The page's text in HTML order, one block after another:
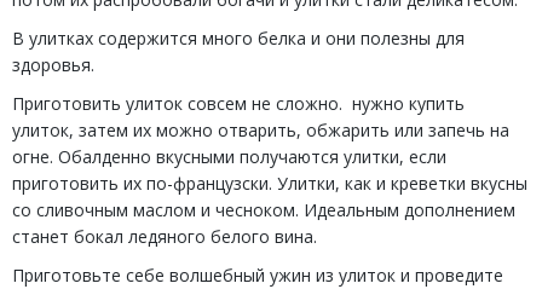
В улитках содержится много белка и они полезны для
здоровья.
Приготовить улиток совсем не сложно. нужно купить
улиток, затем их можно отварить, обжарить или запечь на
огне. Обалденно вкусными получаются улитки, если
приготовить их по-французски. Улитки, как и креветки вкусны
со сливочным маслом и чесноком. Идеальным дополнением
станет бокал ледяного белого вина.
Приготовьте себе волшебный ужин из улиток и проведите